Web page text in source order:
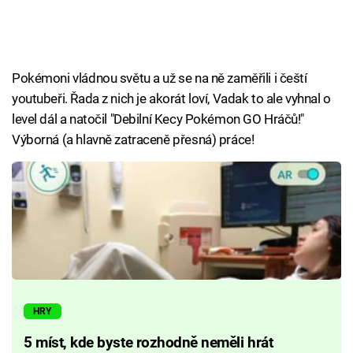
Pokémoni vládnou světu a už se na ně zaměřili i čeští
youtubeři. Řada z nich je akorát loví, Vadak to ale vyhnal o
level dál a natočil "Debilní Kecy Pokémon GO Hráčů!"
Výborná (a hlavně zatraceně přesná) práce!
HRY
5 míst, kde byste rozhodně neměli hrát